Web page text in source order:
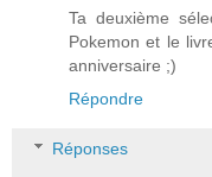
Ta deuxième
Pokemon et le
anniversaire ;)
Répondre
Réponses